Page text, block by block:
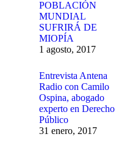
POBLACIÓN
MUNDIAL
SUFRIRÁ DE
MIOPÍA
1 agosto, 2017
Entrevista Antena
Radio con Camilo
Ospina, abogado
experto en Derecho
Público
31 enero, 2017